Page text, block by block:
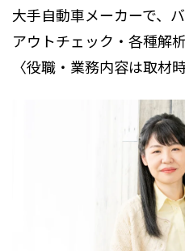
大手自動車メーカーで、
アウトチェック・各種解析
〈役職・業務内容は取材